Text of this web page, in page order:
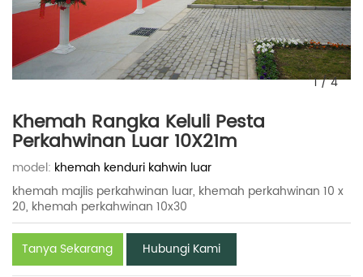
Khemah Rangka Keluli Pesta
Perkahwinan Luar 10X21m
model: khemah kenduri kahwin luar
khemah majlis perkahwinan luar, khemah perkahwinan 10 x
20, khemah perkahwinan 10x30
Tanya Sekarang Hubungi Kami
1/4